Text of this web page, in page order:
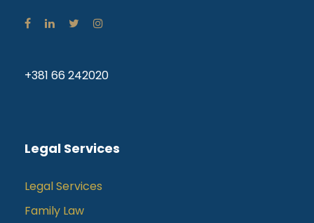
+381 66 242020
Legal Services
Legal Services
Family Law